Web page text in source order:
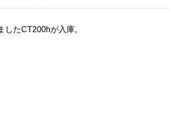
たCT200hが入庫。